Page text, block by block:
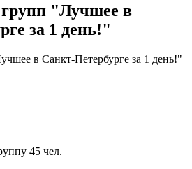
"Лучшее в
за 1 день!"
в Санкт-Петербурге за 1 день!"
45 чел.